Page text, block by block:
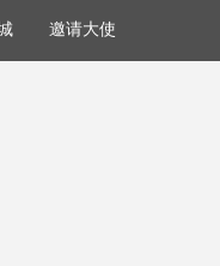
邀请大使